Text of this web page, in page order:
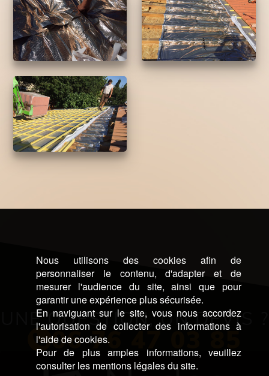
UNE QUESTION, UN DEVIS ?
06 76 47 03 85
Nous utilisons des cookies afin de
personnaliser le contenu, d'adapter et de
mesurer l'audience du site, ainsi que pour
garantir une expérience plus sécurisée.
En naviguant sur le site, vous nous accordez
l'autorisation de collecter des informations à
l'aide de cookies.
Pour de plus amples informations, veuillez
consulter les mentions légales du site.